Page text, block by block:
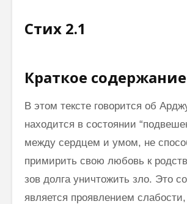
Стих 2.1
Краткое содержание
В этом тексте говорится об
находится в состоянии
между сердцем и умом, не
примирить свою любовь к
зов долга уничтожить зло. Это
является проявлением